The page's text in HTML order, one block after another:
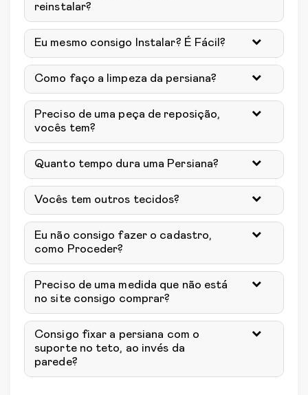
reinstalar?
Eu mesmo consigo Instalar? É Fácil?
Como faço a limpeza da persiana?
Preciso de uma peça de reposição,
vocês tem?
Quanto tempo dura uma Persiana?
Vocês tem outros tecidos?
Eu não consigo fazer o cadastro,
como Proceder?
Preciso de uma medida que não está
no site consigo comprar?
Consigo fixar a persiana com o
suporte no teto, ao invés da
parede?